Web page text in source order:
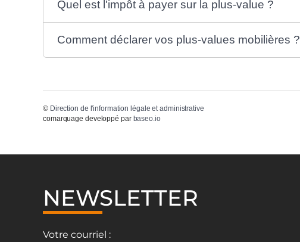
Quel est l'impôt à payer sur la plus-value ?
Comment déclarer vos plus-values mobilières ?
© Direction de l'information légale et administrative
comarquage developpé par baseo.io
NEWSLETTER
Votre courriel :